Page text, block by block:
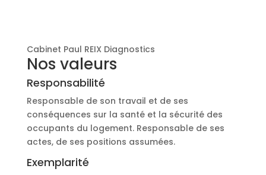
Cabinet Paul REIX Diagnostics
Nos valeurs
Responsabilité
Responsable de son travail et de ses
conséquences sur la santé et la sécurité des
occupants du logement. Responsable de ses
actes, de ses positions assumées.
Exemplarité